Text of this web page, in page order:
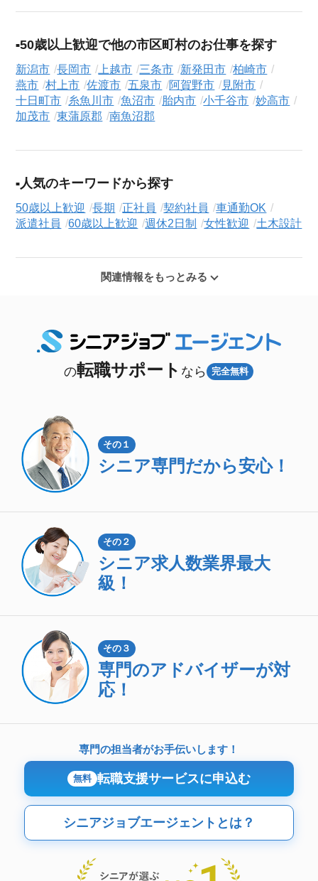
50歳以上歓迎で他の市区町村のお仕事を探す
新潟市 長岡市 上越市 三条市 新発田市
柏崎市
燕市
村上市 佐渡市 五泉市 阿賀野市
見附市
十日町市
糸魚川市 魚沼市 胎内市 小千谷市
妙高市
加茂市
東蒲原郡 南魚沼郡
人気のキーワードから探す
50歳以上歓迎 長期 正社員 契約社員
車通勤OK
派遣社員
60歳以上歓迎 週休2日制 女性歓迎 土木設計
関連情報をもっとみる
の転職サポート なら 完全無料
その１
シニア専門だから安心！
その２
シニア求人数業界最大
級！
その３
専門のアドバイザーが対
応！
専門の担当者がお手伝いします！
無料 転職支援サービスに申込む
シニアジョブエージェントとは？